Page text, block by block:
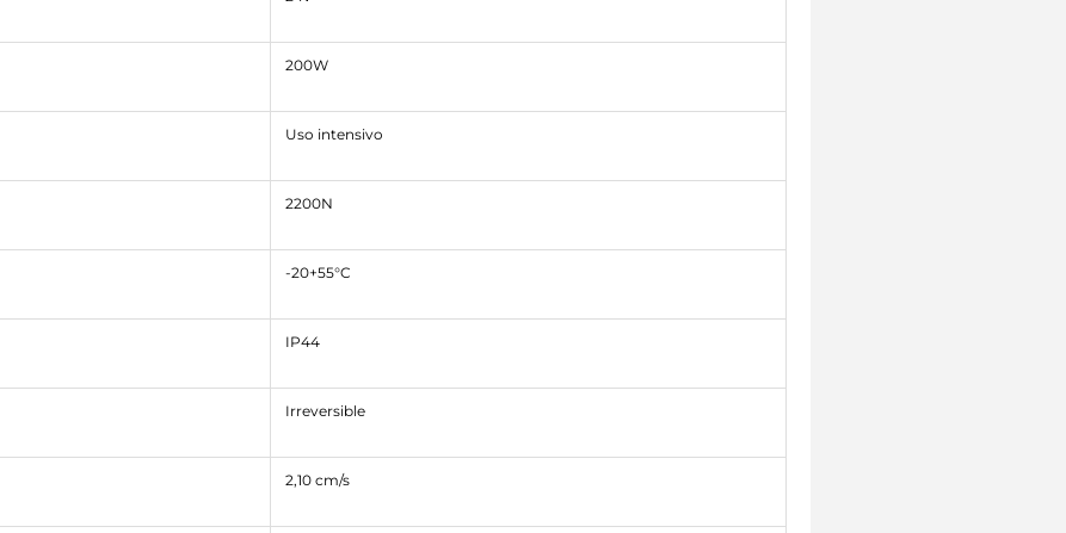
200W
Uso intensivo
2200N
-20+55°C
IP44
Irreversible
2,10 cm/s